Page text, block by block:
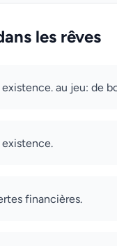
les rêves
au jeu: de
existence.
financières.